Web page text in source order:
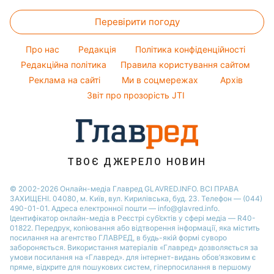
Новини Житомира
Новини Одеси
Фарбування волосся
Кейт Міддлтон
Максим Галкін
Настя Каменських
Віталій Козловський
Софія Ротару
Ольга Сумська
Народні прикмети
Усе про шоу-бізнес
Прості страви
Легкі десерти
Напої
Святкове меню
Перевірити погоду
Про нас Редакція
Політика конфіденційності
Редакційна політика
Правила користування сайтом
Реклама на сайті
Ми в соцмережах
Архів
Звіт про прозорість JTI
ТВОЄ ДЖЕРЕЛО НОВИН
© 2002-2026 Онлайн-медіа Главред GLAVRED.INFO. ВСІ ПРАВА
ЗАХИЩЕНІ. 04080, м. Київ, вул. Кирилівська, буд. 23. Телефон — (044)
490-01-01. Адреса електронної пошти — info@glavred.info.
Ідентифікатор онлайн-медіа в Реєстрі суб’єктів у сфері медіа — R40-
01822. Передрук, копіювання або відтворення інформації, яка містить
посилання на агентство ГЛАВРЕД, в будь-якій формi суворо
забороняється. Використання матеріалів «Главред» дозволяється за
умови посилання на «Главред». для інтернет-видань обов’язковим є
пряме, відкрите для пошукових систем, гіперпосилання в першому